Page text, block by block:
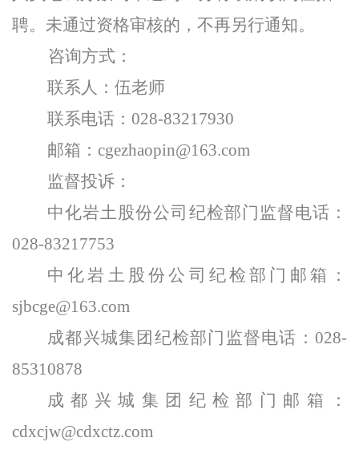
聘。未通过资格审核的，不再另行通知。
咨询方式：
联系人：伍老师
联系电话：028-83217930
邮箱：cgezhaopin@163.com
监督投诉：
中化岩土股份公司纪检部门监督电话：
028-83217753
中化岩土股份公司纪检部门邮箱：
sjbcge@163.com
成都兴城集团纪检部门监督电话：028-
85310878
成都兴城集团纪检部门邮箱：
cdxcjw@cdxctz.com